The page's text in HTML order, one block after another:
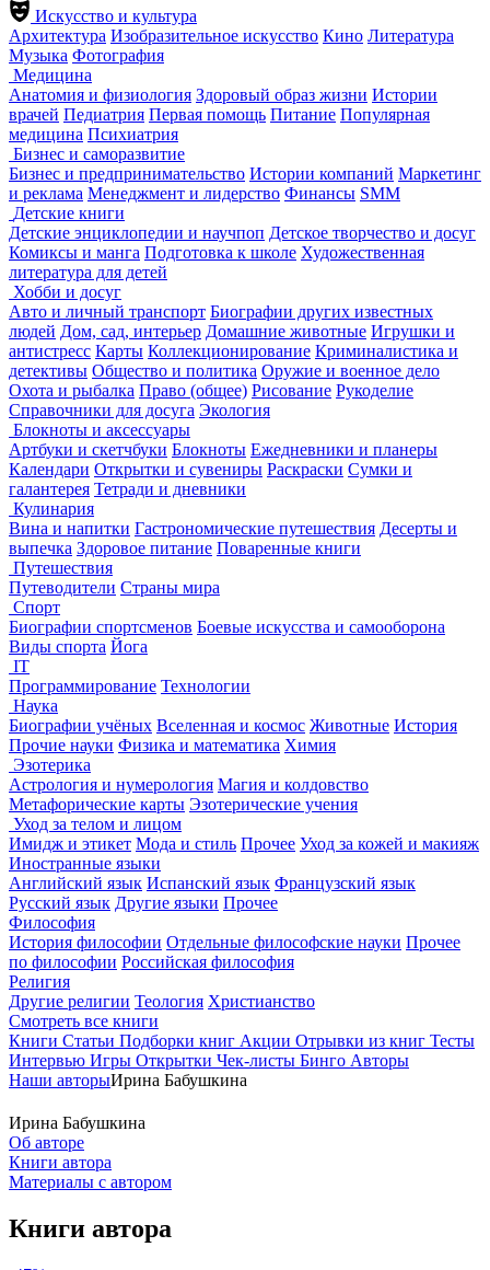
Искусство и культура
Архитектура Изобразительное искусство Кино Литература
Музыка Фотография
Медицина
Анатомия и физиология Здоровый образ жизни Истории
врачей Педиатрия Первая помощь Питание Популярная
медицина Психиатрия
Бизнес и саморазвитие
Бизнес и предпринимательство Истории компаний Маркетинг
и реклама Менеджмент и лидерство Финансы SMM
Детские книги
Детские энциклопедии и научпоп Детское творчество и досуг
Комиксы и манга Подготовка к школе Художественная
литература для детей
Хобби и досуг
Авто и личный транспорт Биографии других известных
людей Дом, сад, интерьер Домашние животные Игрушки и
антистресс Карты Коллекционирование Криминалистика и
детективы Общество и политика Оружие и военное дело
Охота и рыбалка Право (общее) Рисование Рукоделие
Справочники для досуга Экология
Блокноты и аксессуары
Артбуки и скетчбуки Блокноты Ежедневники и планеры
Календари Открытки и сувениры Раскраски Сумки и
галантерея Тетради и дневники
Кулинария
Вина и напитки Гастрономические путешествия Десерты и
выпечка Здоровое питание Поваренные книги
Путешествия
Путеводители Страны мира
Спорт
Биографии спортсменов Боевые искусства и самооборона
Виды спорта Йога
IT
Программирование Технологии
Наука
Биографии учёных Вселенная и космос Животные История
Прочие науки Физика и математика Химия
Эзотерика
Астрология и нумерология Магия и колдовство
Метафорические карты Эзотерические учения
Уход за телом и лицом
Имидж и этикет Мода и стиль Прочее Уход за кожей и макияж
Иностранные языки
Английский язык Испанский язык Французский язык
Русский язык Другие языки Прочее
Философия
История философии Отдельные философские науки Прочее
по философии Российская философия
Религия
Другие религии Теология Христианство
Смотреть все книги
Книги Статьи Подборки книг Акции Отрывки из книг Тесты
Интервью Игры Открытки Чек-листы Бинго Авторы
Наши авторыИрина Бабушкина
Ирина Бабушкина
Об авторе
Книги автора
Материалы с автором
Книги автора